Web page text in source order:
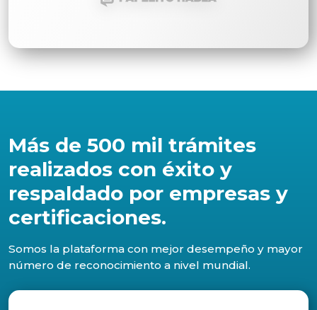
Más de 500 mil trámites
realizados con éxito y
respaldado por empresas y
certificaciones.
Somos la plataforma con mejor desempeño y mayor
número de reconocimiento a nivel mundial.